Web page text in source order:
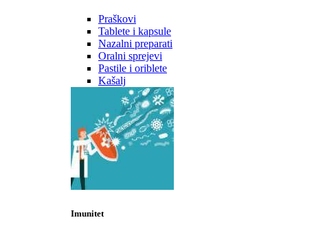
Praškovi
Tablete i kapsule
Nazalni preparati
Oralni sprejevi
Pastile i oriblete
Kašalj
Imunitet